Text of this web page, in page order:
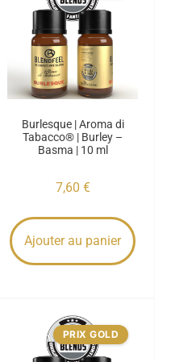
Burlesque | Aroma di
Tabacco® | Burley –
Basma | 10 ml
7,60 €
Ajouter au panier
PRIX GOLD